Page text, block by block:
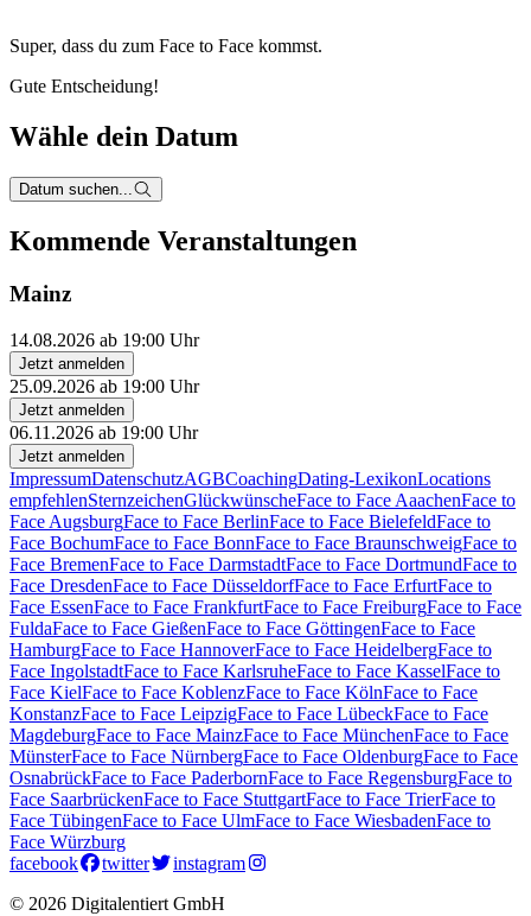
Super, dass du zum Face to Face kommst.
Gute Entscheidung!
Wähle dein Datum
Datum suchen...
Kommende Veranstaltungen
Mainz
14.08.2026 ab 19:00 Uhr
Jetzt anmelden
25.09.2026 ab 19:00 Uhr
Jetzt anmelden
06.11.2026 ab 19:00 Uhr
Jetzt anmelden
ImpressumDatenschutzAGBCoachingDating-LexikonLocations
empfehlenSternzeichenGlückwünscheFace to Face AaachenFace to
Face AugsburgFace to Face BerlinFace to Face BielefeldFace to
Face BochumFace to Face BonnFace to Face BraunschweigFace to
Face BremenFace to Face DarmstadtFace to Face DortmundFace to
Face DresdenFace to Face DüsseldorfFace to Face ErfurtFace to
Face EssenFace to Face FrankfurtFace to Face FreiburgFace to Face
FuldaFace to Face GießenFace to Face GöttingenFace to Face
HamburgFace to Face HannoverFace to Face HeidelbergFace to
Face IngolstadtFace to Face KarlsruheFace to Face KasselFace to
Face KielFace to Face KoblenzFace to Face KölnFace to Face
KonstanzFace to Face LeipzigFace to Face LübeckFace to Face
MagdeburgFace to Face MainzFace to Face MünchenFace to Face
MünsterFace to Face NürnbergFace to Face OldenburgFace to Face
OsnabrückFace to Face PaderbornFace to Face RegensburgFace to
Face SaarbrückenFace to Face StuttgartFace to Face TrierFace to
Face TübingenFace to Face UlmFace to Face WiesbadenFace to
Face Würzburg
facebook
twitter
instagram
© 2026 Digitalentiert GmbH